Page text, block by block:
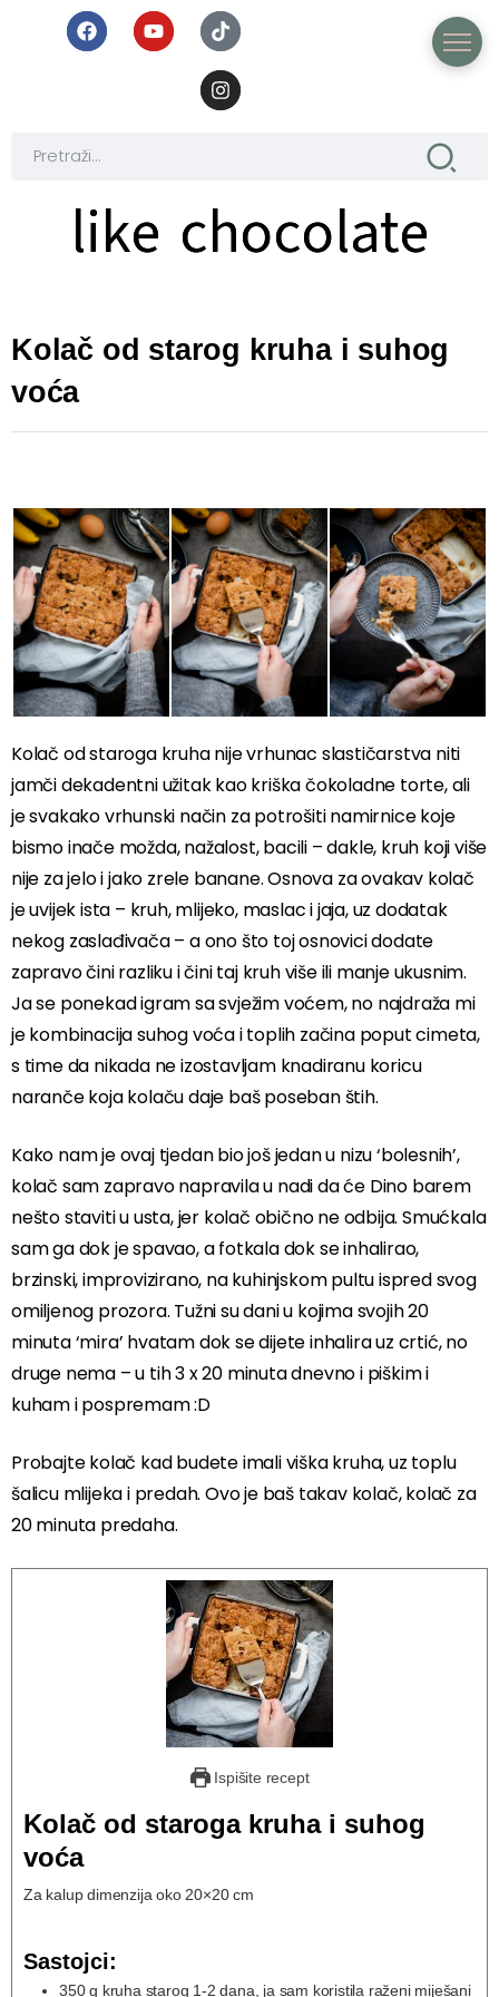
like chocolate
like chocolate
Kolač od starog kruha i suhog
voća
Kolač od staroga kruha nije vrhunac slastičarstva niti
jamči dekadentni užitak kao kriška čokoladne torte, ali
je svakako vrhunski način za potrošiti namirnice koje
bismo inače možda, nažalost, bacili – dakle, kruh koji više
nije za jelo i jako zrele banane. Osnova za ovakav kolač
je uvijek ista – kruh, mlijeko, maslac i jaja, uz dodatak
nekog zaslađivača – a ono što toj osnovici dodate
zapravo čini razliku i čini taj kruh više ili manje ukusnim.
Ja se ponekad igram sa svježim voćem, no najdraža mi
je kombinacija suhog voća i toplih začina poput cimeta,
s time da nikada ne izostavljam knadiranu koricu
naranče koja kolaču daje baš poseban štih.
Kako nam je ovaj tjedan bio još jedan u nizu ‘bolesnih’,
kolač sam zapravo napravila u nadi da će Dino barem
nešto staviti u usta, jer kolač obično ne odbija. Smućkala
sam ga dok je spavao, a fotkala dok se inhalirao,
brzinski, improvizirano, na kuhinjskom pultu ispred svog
omiljenog prozora. Tužni su dani u kojima svojih 20
minuta ‘mira’ hvatam dok se dijete inhalira uz crtić, no
druge nema – u tih 3 x 20 minuta dnevno i piškim i
kuham i pospremam :D
Probajte kolač kad budete imali viška kruha, uz toplu
šalicu mlijeka i predah. Ovo je baš takav kolač, kolač za
20 minuta predaha.
Ispišite recept
Kolač od staroga kruha i suhog
voća
Za kalup dimenzija oko 20×20 cm
Sastojci:
350 g kruha starog 1-2 dana, ja sam koristila raženi miješani